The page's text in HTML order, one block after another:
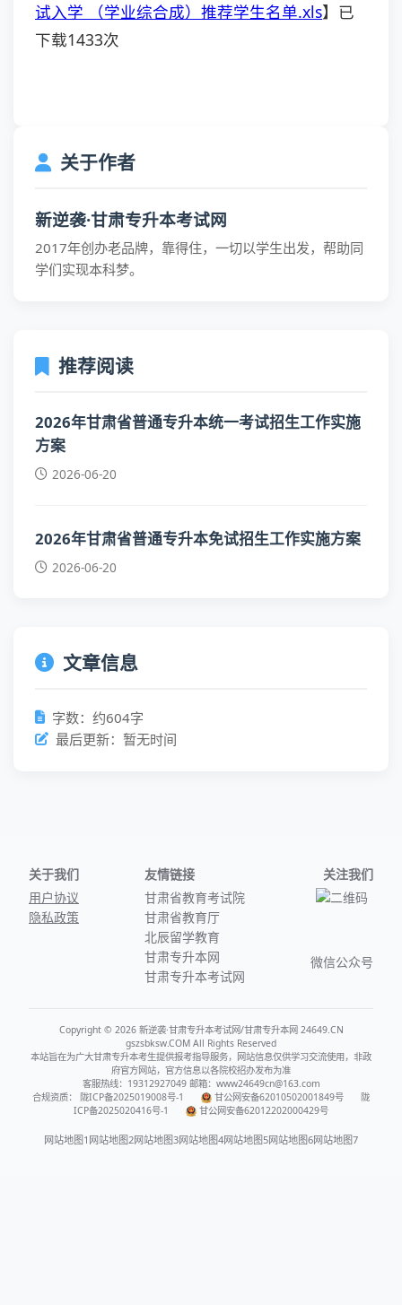
试入学 （学业综合成）推荐学生名单.xls】已
下载1433次
关于作者
新逆袭·甘肃专升本考试网
2017年创办老品牌，靠得住，一切以学生出发，帮助同
学们实现本科梦。
推荐阅读
2026年甘肃省普通专升本统一考试招生工作实施
方案
2026-06-20
2026年甘肃省普通专升本免试招生工作实施方案
2026-06-20
文章信息
字数：约604字
最后更新：暂无时间
关于我们
用户协议
隐私政策
友情链接
甘肃省教育考试院
甘肃省教育厅
北辰留学教育
甘肃专升本网
甘肃专升本考试网
关注我们
微信公众号
Copyright © 2026 新逆袭·甘肃专升本考试网/甘肃专升本网 24649.CN
gszsbksw.COM All Rights Reserved
本站旨在为广大甘肃专升本考生提供报考指导服务，网站信息仅供学习交流使用，非政
府官方网站，官方信息以各院校招办发布为准
客服热线：19312927049 邮箱：www24649cn@163.com
合规资质：
陇ICP备2025019008号-1 甘公网安备62010502001849号
陇
ICP备2025020416号-1
甘公网安备62012202000429号
网站地图1 网站地图2网站地图3网站地图4网站地图5网站地图6网站地图7